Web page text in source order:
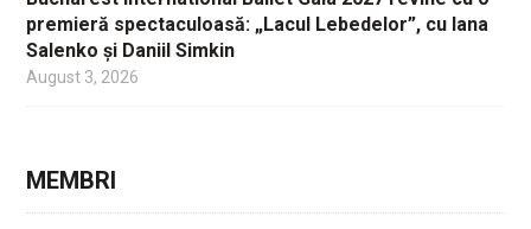
premieră spectaculoasă: „Lacul Lebedelor”, cu Iana
Salenko și Daniil Simkin
August 3, 2026
MEMBRI